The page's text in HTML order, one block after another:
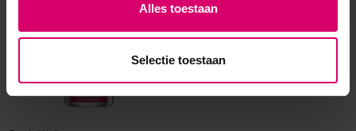
Alles toestaan
Selectie toestaan